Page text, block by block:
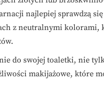
najlepiej sprawdzą
z neutralnymi kolorami,
do swojej toaletki, nie
makijażowe, które